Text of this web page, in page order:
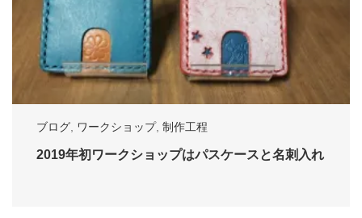
ブログ ワークショップ, 制作工程
2019年初ワークショップはパスケースと名刺入れ